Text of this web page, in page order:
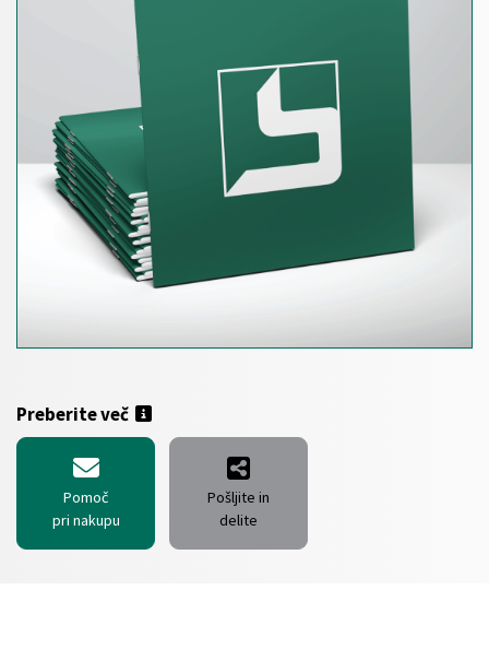
Preberite več
Pomoč
pri nakupu
Pošljite in
delite